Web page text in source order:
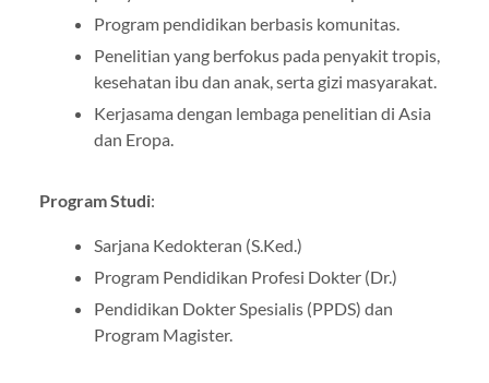
Program pendidikan berbasis komunitas.
Penelitian yang berfokus pada penyakit tropis,
kesehatan ibu dan anak, serta gizi masyarakat.
Kerjasama dengan lembaga penelitian di Asia
dan Eropa.
Program Studi:
Sarjana Kedokteran (S.Ked.)
Program Pendidikan Profesi Dokter (Dr.)
Pendidikan Dokter Spesialis (PPDS) dan
Program Magister.